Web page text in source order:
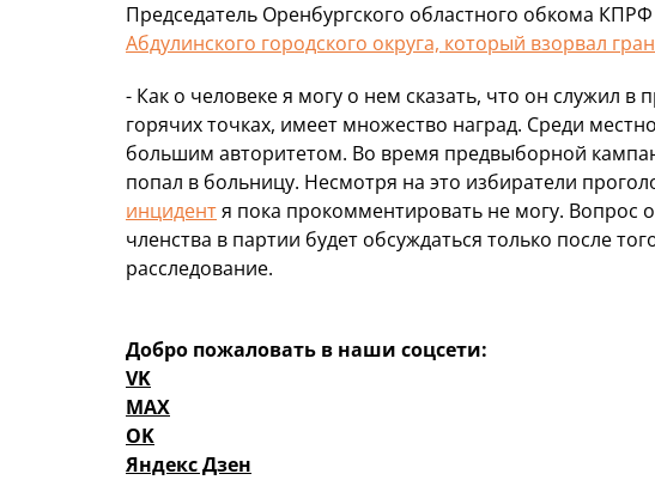
Председатель Оренбургского областного обкома
Абдулинского городского округа, который взорвал
- Как о человеке я могу о нем сказать, что он служил в
горячих точках, имеет множество наград. Среди
большим авторитетом. Во время предвыборной
попал в больницу. Несмотря на это избиратели
инцидентя пока прокомментировать не могу.
членства в партии будет обсуждаться только после
расследование.
Добро пожаловать в наши соцсети:
VK
MAX
OK
Яндекс Дзен